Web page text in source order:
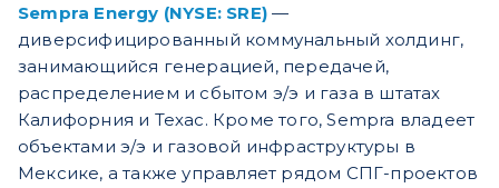
Sempra Energy (NYSE: SRE) —
диверсифицированный коммунальный холдинг,
занимающийся генерацией, передачей,
распределением и сбытом э/э и газа в штатах
Калифорния и Техас. Кроме того, Sempra владеет
объектами э/э и газовой инфраструктуры в
Мексике, а также управляет рядом СПГ-проектов